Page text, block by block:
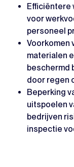
Efficiëntere
voor
personeel
Voorkomen
materialen
beschermd
door regen
Beperking
uitspoelen
bedrijven
inspectie